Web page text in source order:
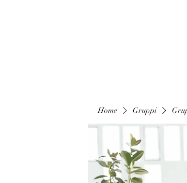
Home Gruppi